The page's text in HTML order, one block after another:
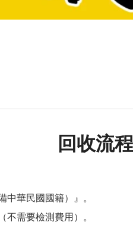
回收流程
華民國國籍）』。
需要檢測費用）。